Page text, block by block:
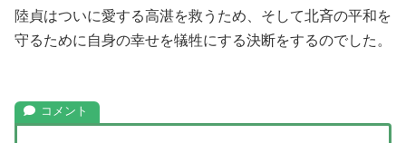
陸貞はついに愛する高湛を救うため、そして北斉の平和を
守るために自身の幸せを犠牲にする決断をするのでした。